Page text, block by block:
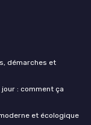
démarches et
: comment ça
et écologique